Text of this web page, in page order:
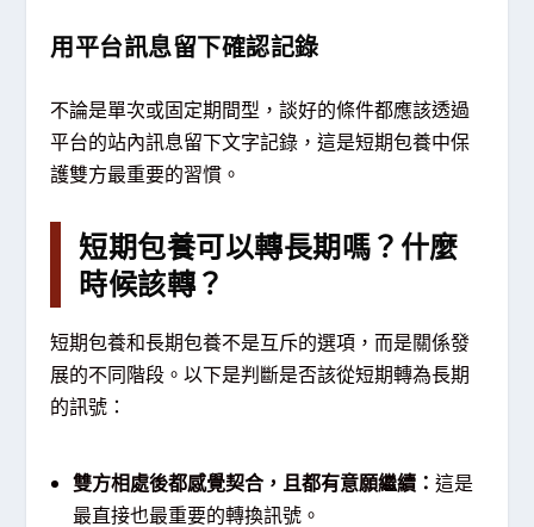
用平台訊息留下確認記錄
不論是單次或固定期間型，談好的條件都應該透過
平台的站內訊息留下文字記錄，這是短期包養中保
護雙方最重要的習慣。
短期包養可以轉長期嗎？什麼
時候該轉？
短期包養和長期包養不是互斥的選項，而是關係發
展的不同階段。以下是判斷是否該從短期轉為長期
的訊號：
雙方相處後都感覺契合，且都有意願繼續： 這是
最直接也最重要的轉換訊號。